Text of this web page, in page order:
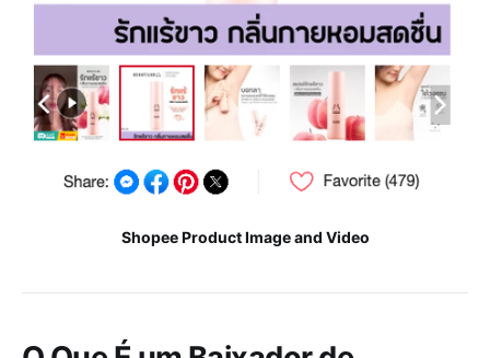
Shopee Product Image and Video